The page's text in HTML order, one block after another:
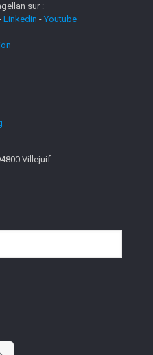
sur :
Linkedin - Youtube
Villejuif